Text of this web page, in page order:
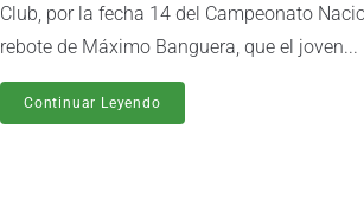
Club, por la fecha 14 del Campeonato
rebote de Máximo Banguera, que el joven...
Continuar Leyendo